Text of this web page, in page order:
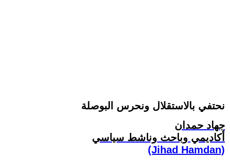
نحتفي بالاستقلال ونحرس البوصلة
جهاد حمدان
أكاديمي وباحث وناشط سياسي
(Jihad Hamdan)